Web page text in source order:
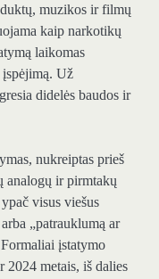
muzikos ir filmų
kaip narkotikų
laikomas
Už
didelės baudos ir
nukreiptas prieš
analogų ir pirmtakų
visus viešus
„patrauklumą ar
įstatymo
2024 metais, iš dalies